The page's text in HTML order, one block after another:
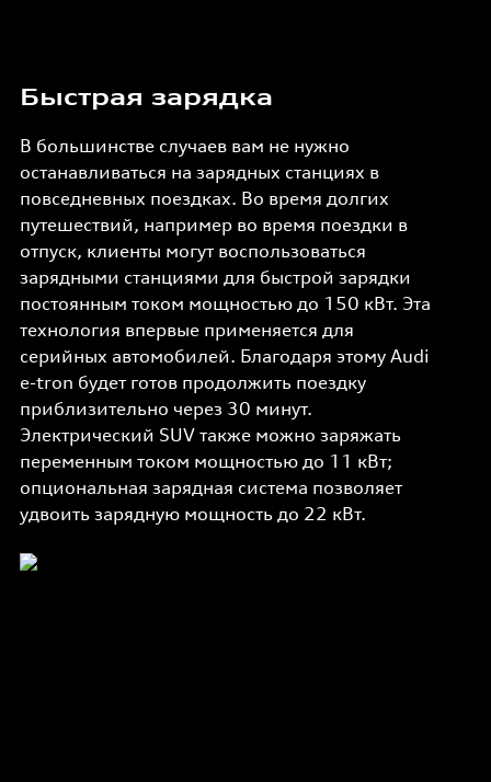
Быстрая зарядка
В большинстве случаев вам не нужно
останавливаться на зарядных станциях в
повседневных поездках. Во время долгих
путешествий, например во время поездки в
отпуск, клиенты могут воспользоваться
зарядными станциями для быстрой зарядки
постоянным током мощностью до 150 кВт. Эта
технология впервые применяется для
серийных автомобилей. Благодаря этому Audi
e-tron будет готов продолжить поездку
приблизительно через 30 минут.
Электрический SUV также можно заряжать
переменным током мощностью до 11 кВт;
опциональная зарядная система позволяет
удвоить зарядную мощность до 22 кВт.